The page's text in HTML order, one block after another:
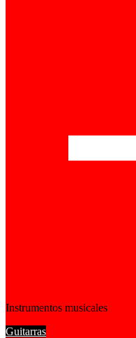
Instrumentos musicales
Guitarras